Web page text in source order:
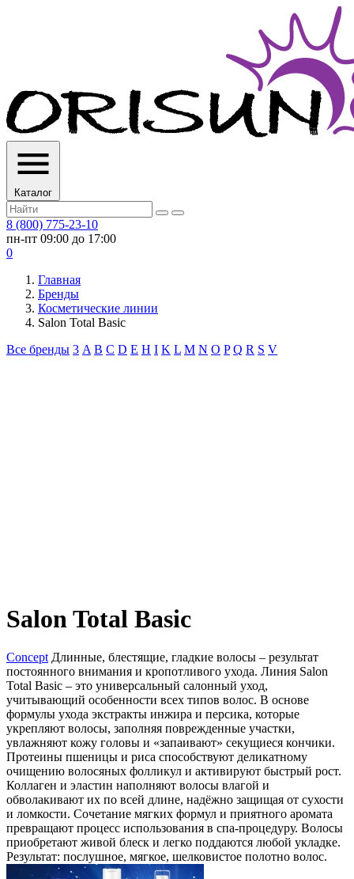
Каталог
8 (800) 775-23-10
пн-пт 09:00 до 17:00
0
Главная
Бренды
Косметические линии
Salon Total Basic
Все бренды 3 A B C D E H I K L M N O P Q R S V
Salon Total Basic
Concept Длинные, блестящие, гладкие волосы – результат
постоянного внимания и кропотливого ухода. Линия Salon
Total Basic – это универсальный салонный уход,
учитывающий особенности всех типов волос. В основе
формулы ухода экстракты инжира и персика, которые
укрепляют волосы, заполняя поврежденные участки,
увлажняют кожу головы и «запаивают» секущиеся кончики.
Протеины пшеницы и риса способствуют деликатному
очищению волосяных фолликул и активируют быстрый рост.
Коллаген и эластин наполняют волосы влагой и
обволакивают их по всей длине, надёжно защищая от сухости
и ломкости. Сочетание мягких формул и приятного аромата
превращают процесс использования в спа-процедуру. Волосы
приобретают живой блеск и легко поддаются любой укладке.
Результат: послушное, мягкое, шелковистое полотно волос.